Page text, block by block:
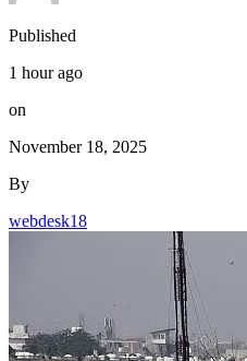
Published
1 hour ago
on
November 18, 2025
By
webdesk18